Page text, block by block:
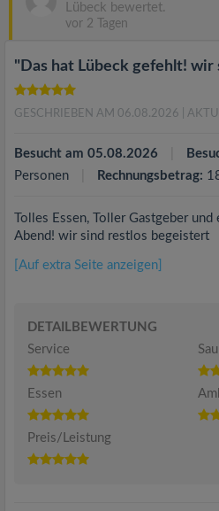
Lübeck bewertet.
vor 2 Tagen
"Das hat Lübeck gefehlt!
GESCHRIEBEN AM 06.08.2026 |
Besucht am 05.08.2026
Personen
Rechnungsbetrag:
Tolles Essen, Toller Gastgeber
Abend! wir sind restlos begeistert
[Auf extra Seite anzeigen]
DETAILBEWERTUNG
Service
Essen
Preis/Leistung